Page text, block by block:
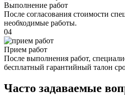
Выполнение работ
После согласования стоимости
необходимые работы.
04
Прием работ
После выполнения работ,
бесплатный гарантийный талон
Часто задаваемые